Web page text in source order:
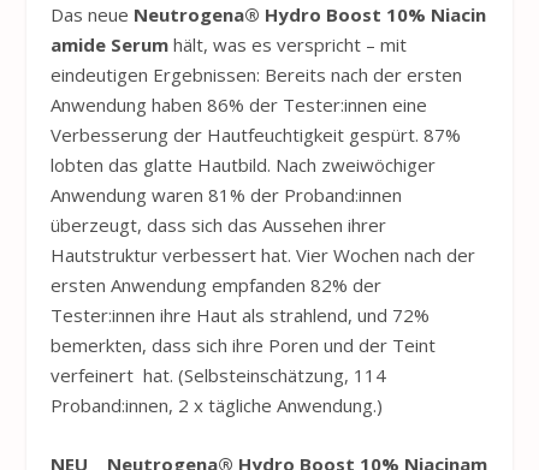
Das neue Neutrogena® Hydro Boost 10% Niacin
amide Serum hält, was es verspricht – mit
eindeutigen Ergebnissen: Bereits nach der ersten
Anwendung haben 86% der Tester:innen eine
Verbesserung der Hautfeuchtigkeit gespürt. 87%
lobten das glatte Hautbild. Nach zweiwöchiger
Anwendung waren 81% der Proband:innen
überzeugt, dass sich das Aussehen ihrer
Hautstruktur verbessert hat. Vier Wochen nach der
ersten Anwendung empfanden 82% der
Tester:innen ihre Haut als strahlend, und 72%
bemerkten, dass sich ihre Poren und der Teint
verfeinert hat. (Selbsteinschätzung, 114
Proband:innen, 2 x tägliche Anwendung.)
NEU Neutrogena® Hydro Boost 10% Niacinam